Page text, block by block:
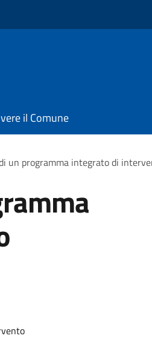
il Comune
un programma integrato di